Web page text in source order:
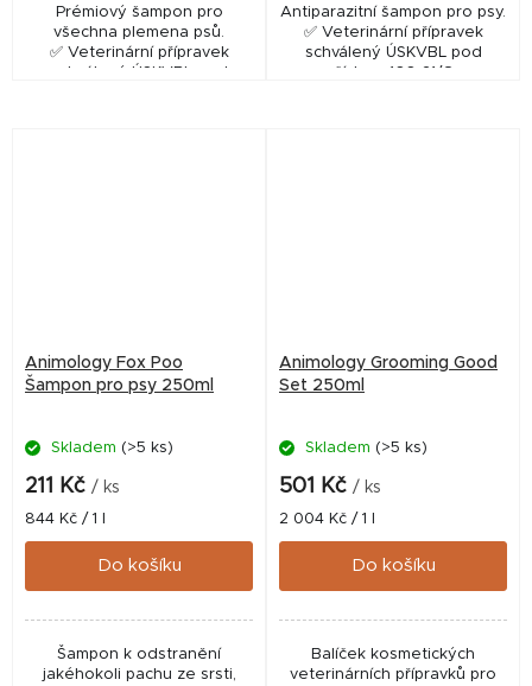
Prémiový šampon pro
všechna plemena psů.
✅ Veterinární přípravek
schválený ÚSKVBL pod
Antiparazitní šampon pro psy.
✅ Veterinární přípravek
schválený ÚSKVBL pod
číslem: 166-21/C
Animology Fox Poo
Šampon pro psy 250ml
Skladem (>5 ks)
211 Kč / ks
Měrná
cena:
844 Kč / 1 l
Do košíku
Šampon k odstranění
jakéhokoli pachu ze srsti,
Animology Grooming Good
Set 250ml
Skladem (>5 ks)
501 Kč / ks
Měrná
cena:
2 004 Kč / 1 l
Do košíku
Balíček kosmetických
veterinárních přípravků pro